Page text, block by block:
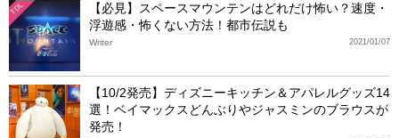
TDL
【必見】スペースマウンテンはどれだけ怖い？速度・
浮遊感・怖くない方法！都市伝説も
2021/01/07
Writer
【10/2発売】ディズニーキッチン＆アパレルグッズ14
選！ベイマックスどんぶりやジャスミンのブラウスが
発売！